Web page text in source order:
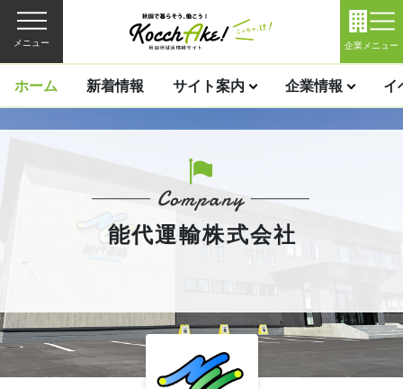
メニュー 企業メニュー
ホーム 新着情報 サイト案内 企業情報 イ
能代運輸株式会社